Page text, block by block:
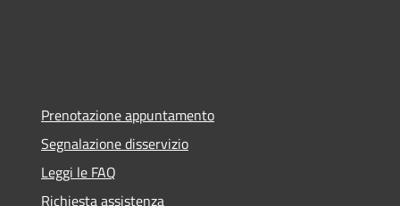
Prenotazione appuntamento
Segnalazione disservizio
Leggi le FAQ
Richiesta assistenza